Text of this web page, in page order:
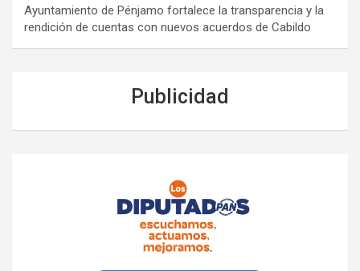
Ayuntamiento de Pénjamo fortalece la transparencia y la
rendición de cuentas con nuevos acuerdos de Cabildo
Publicidad